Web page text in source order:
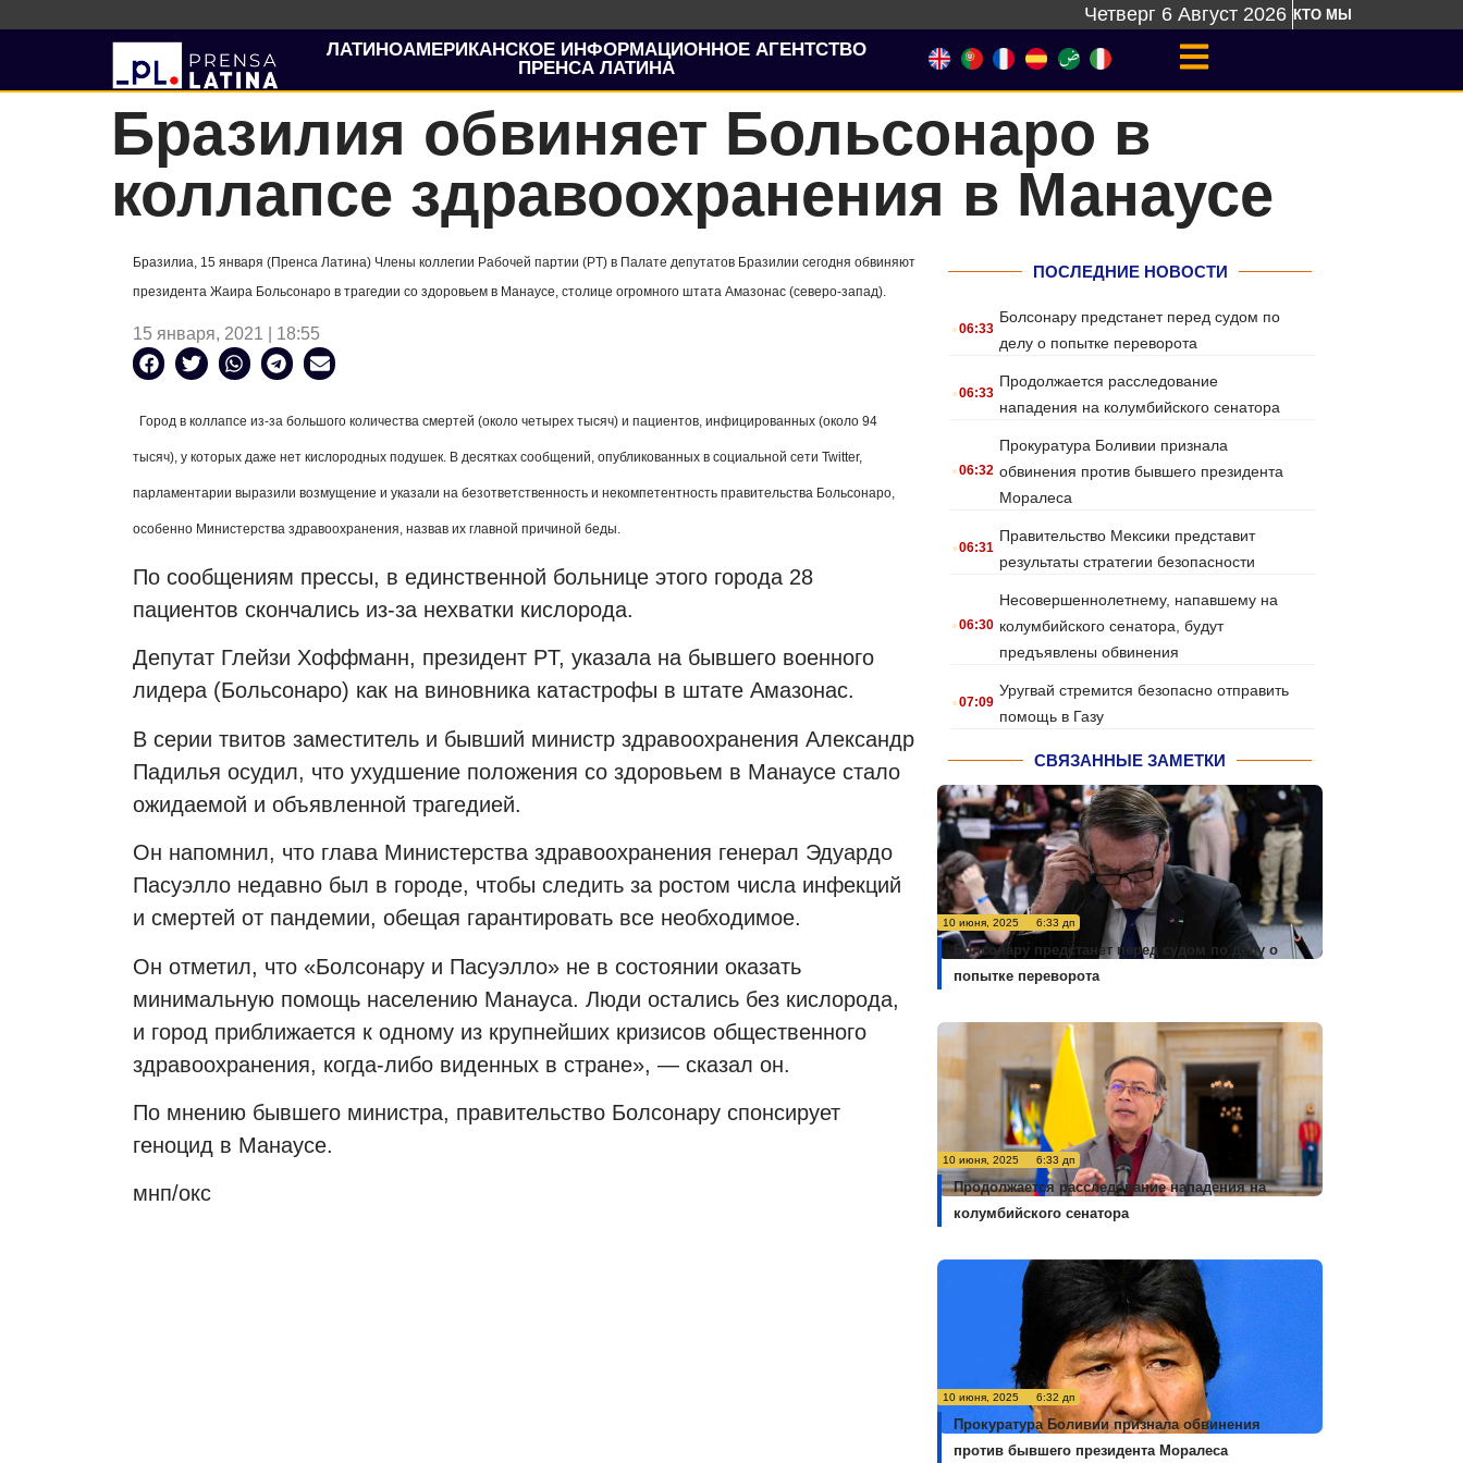
Четверг 6 Август 2026 КТО МЫ
ЛАТИНОАМЕРИКАНСКОЕ ИНФОРМАЦИОННОЕ АГЕНТСТВО
ПРЕНСА ЛАТИНА
Бразилия обвиняет Больсонаро в
коллапсе здравоохранения в Манаусе
Бразилиа, 15 января (Пренса Латина) Члены коллегии Рабочей партии (PT) в Палате депутатов Бразилии сегодня обвиняют
президента Жаира Больсонаро в трагедии со здоровьем в Манаусе, столице огромного штата Амазонас (северо-запад).
15 января, 2021 | 18:55
Город в коллапсе из-за большого количества смертей (около четырех тысяч) и пациентов, инфицированных (около 94
тысяч), у которых даже нет кислородных подушек. В десятках сообщений, опубликованных в социальной сети Twitter,
парламентарии выразили возмущение и указали на безответственность и некомпетентность правительства Больсонаро,
особенно Министерства здравоохранения, назвав их главной причиной беды.
По сообщениям прессы, в единственной больнице этого города 28
пациентов скончались из-за нехватки кислорода.
Депутат Глейзи Хоффманн, президент PT, указала на бывшего военного
лидера (Больсонаро) как на виновника катастрофы в штате Амазонас.
В серии твитов заместитель и бывший министр здравоохранения Александр
Падилья осудил, что ухудшение положения со здоровьем в Манаусе стало
ожидаемой и объявленной трагедией.
Он напомнил, что глава Министерства здравоохранения генерал Эдуардо
Пасуэлло недавно был в городе, чтобы следить за ростом числа инфекций
и смертей от пандемии, обещая гарантировать все необходимое.
Он отметил, что «Болсонару и Пасуэлло» не в состоянии оказать
минимальную помощь населению Манауса. Люди остались без кислорода,
и город приближается к одному из крупнейших кризисов общественного
здравоохранения, когда-либо виденных в стране», — сказал он.
По мнению бывшего министра, правительство Болсонару спонсирует
геноцид в Манаусе.
мнп/окс
ПОСЛЕДНИЕ НОВОСТИ
.06:33
Болсонару предстанет перед судом по
делу о попытке переворота
.06:33
Продолжается расследование
нападения на колумбийского сенатора
.06:32
Прокуратура Боливии признала
обвинения против бывшего президента
Моралеса
.06:31
Правительство Мексики представит
результаты стратегии безопасности
.06:30
Несовершеннолетнему, напавшему на
колумбийского сенатора, будут
предъявлены обвинения
.07:09
Уругвай стремится безопасно отправить
помощь в Газу
СВЯЗАННЫЕ ЗАМЕТКИ
10 июня, 2025 6:33 дп
Болсонару предстанет перед судом по делу о
попытке переворота
10 июня, 2025 6:33 дп
Продолжается расследование нападения на
колумбийского сенатора
10 июня, 2025 6:32 дп
Прокуратура Боливии признала обвинения
против бывшего президента Моралеса